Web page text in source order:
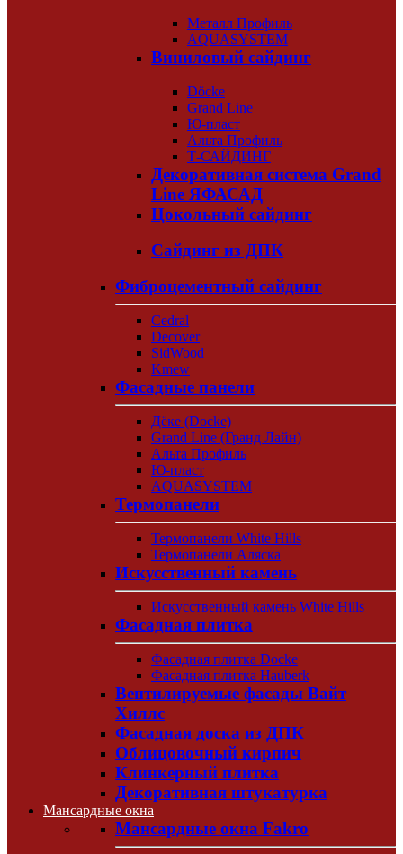
Металл Профиль
AQUASYSTEM
Виниловый сайдинг
Döcke
Grand Line
Ю-пласт
Альта Профиль
Т-САЙДИНГ
Декоративная система Grand
Line ЯФАСАД
Цокольный сайдинг
Сайдинг из ДПК
Фиброцементный сайдинг
Cedral
Decover
SidWood
Kmew
Фасадные панели
Дёке (Docke)
Grand Line (Гранд Лайн)
Альта Профиль
Ю-пласт
AQUASYSTEM
Термопанели
Термопанели White Hills
Термопанели Аляска
Искусственный камень
Искусственный камень White Hills
Фасадная плитка
Фасадная плитка Docke
Фасадная плитка Hauberk
Вентилируемые фасады Вайт
Хиллс
Фасадная доска из ДПК
Облицовочный кирпич
Клинкерный плитка
Декоративная штукатурка
Мансардные окна
Мансардные окна Fakro